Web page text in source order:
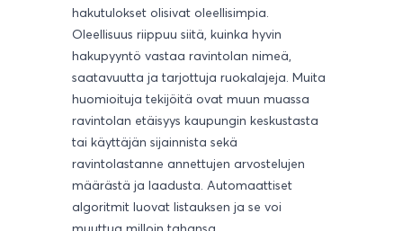
hakutulokset olisivat oleellisimpia.
Oleellisuus riippuu siitä, kuinka hyvin
hakupyyntö vastaa ravintolan nimeä,
saatavuutta ja tarjottuja ruokalajeja. Muita
huomioituja tekijöitä ovat muun muassa
ravintolan etäisyys kaupungin keskustasta
tai käyttäjän sijainnista sekä
ravintolastanne annettujen arvostelujen
määrästä ja laadusta. Automaattiset
algoritmit luovat listauksen ja se voi